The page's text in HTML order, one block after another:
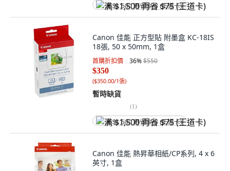
满 $1,500 再省 $75 (王道卡)
Canon 佳能 正方型貼 附墨盒 KC-18IS
18張, 50 x 50mm, 1盒
首購折扣價 36%$550
$350
($350.00/1張)
暫時缺貨
(1)
满 $1,500 再省 $75 (王道卡)
Canon 佳能 熱昇華相紙/CP系列, 4 x 6
英寸, 1盒